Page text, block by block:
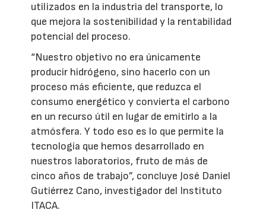
utilizados en la industria del transporte, lo
que mejora la sostenibilidad y la rentabilidad
potencial del proceso.
“Nuestro objetivo no era únicamente
producir hidrógeno, sino hacerlo con un
proceso más eficiente, que reduzca el
consumo energético y convierta el carbono
en un recurso útil en lugar de emitirlo a la
atmósfera. Y todo eso es lo que permite la
tecnología que hemos desarrollado en
nuestros laboratorios, fruto de más de
cinco años de trabajo”, concluye José Daniel
Gutiérrez Cano, investigador del Instituto
ITACA.